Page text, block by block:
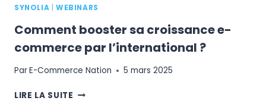
SYNOLIA WEBINARS
Comment booster sa croissance e-
commerce par l’international ?
ParE-Commerce Nation 5 mars 2025
LIRE LA SUITE COMMENT